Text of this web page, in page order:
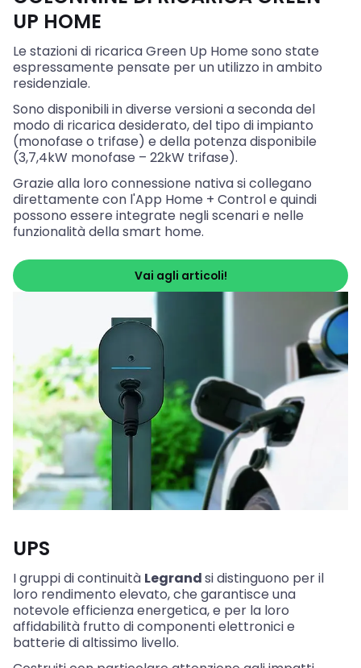
UP HOME
Le stazioni di ricarica Green Up Home sono state
espressamente pensate per un utilizzo in ambito
residenziale.
Sono disponibili in diverse versioni a seconda del
modo di ricarica desiderato, del tipo di impianto
(monofase o trifase) e della potenza disponibile
(3,7,4kW monofase – 22kW trifase).
Grazie alla loro connessione nativa si collegano
direttamente con l'App Home + Control e quindi
possono essere integrate negli scenari e nelle
funzionalità della smart home.
Vai agli articoli!
UPS
I gruppi di continuità Legrandsi distinguono per il
loro rendimento elevato, che garantisce una
notevole efficienza energetica, e per la loro
affidabilità frutto di componenti elettronici e
batterie di altissimo livello.